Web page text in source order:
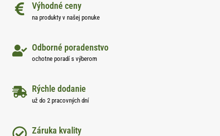
Výhodné ceny
na produkty v našej ponuke
Odborné poradenstvo
ochotne poradí s výberom
Rýchle dodanie
už do 2 pracovných dní
Záruka kvality